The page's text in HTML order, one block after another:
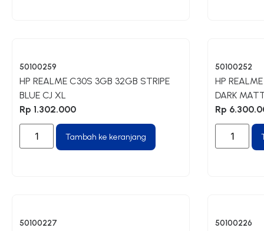
50100259
HP REALME C30S 3GB 32GB STRIPE
BLUE CJ XL
Rp 1.302.000
Tambah ke keranjang
50100252
HP
DARK
Rp
50100227 50100226